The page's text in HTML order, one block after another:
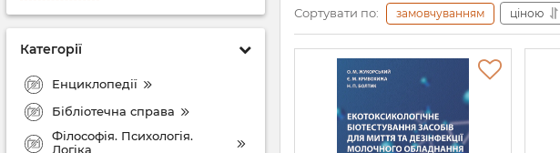
Категорії
Енциклопедії
Бібліотечна справа
Філософія. Психологія.
Логіка
Сортувати по: замовчуванням ціною